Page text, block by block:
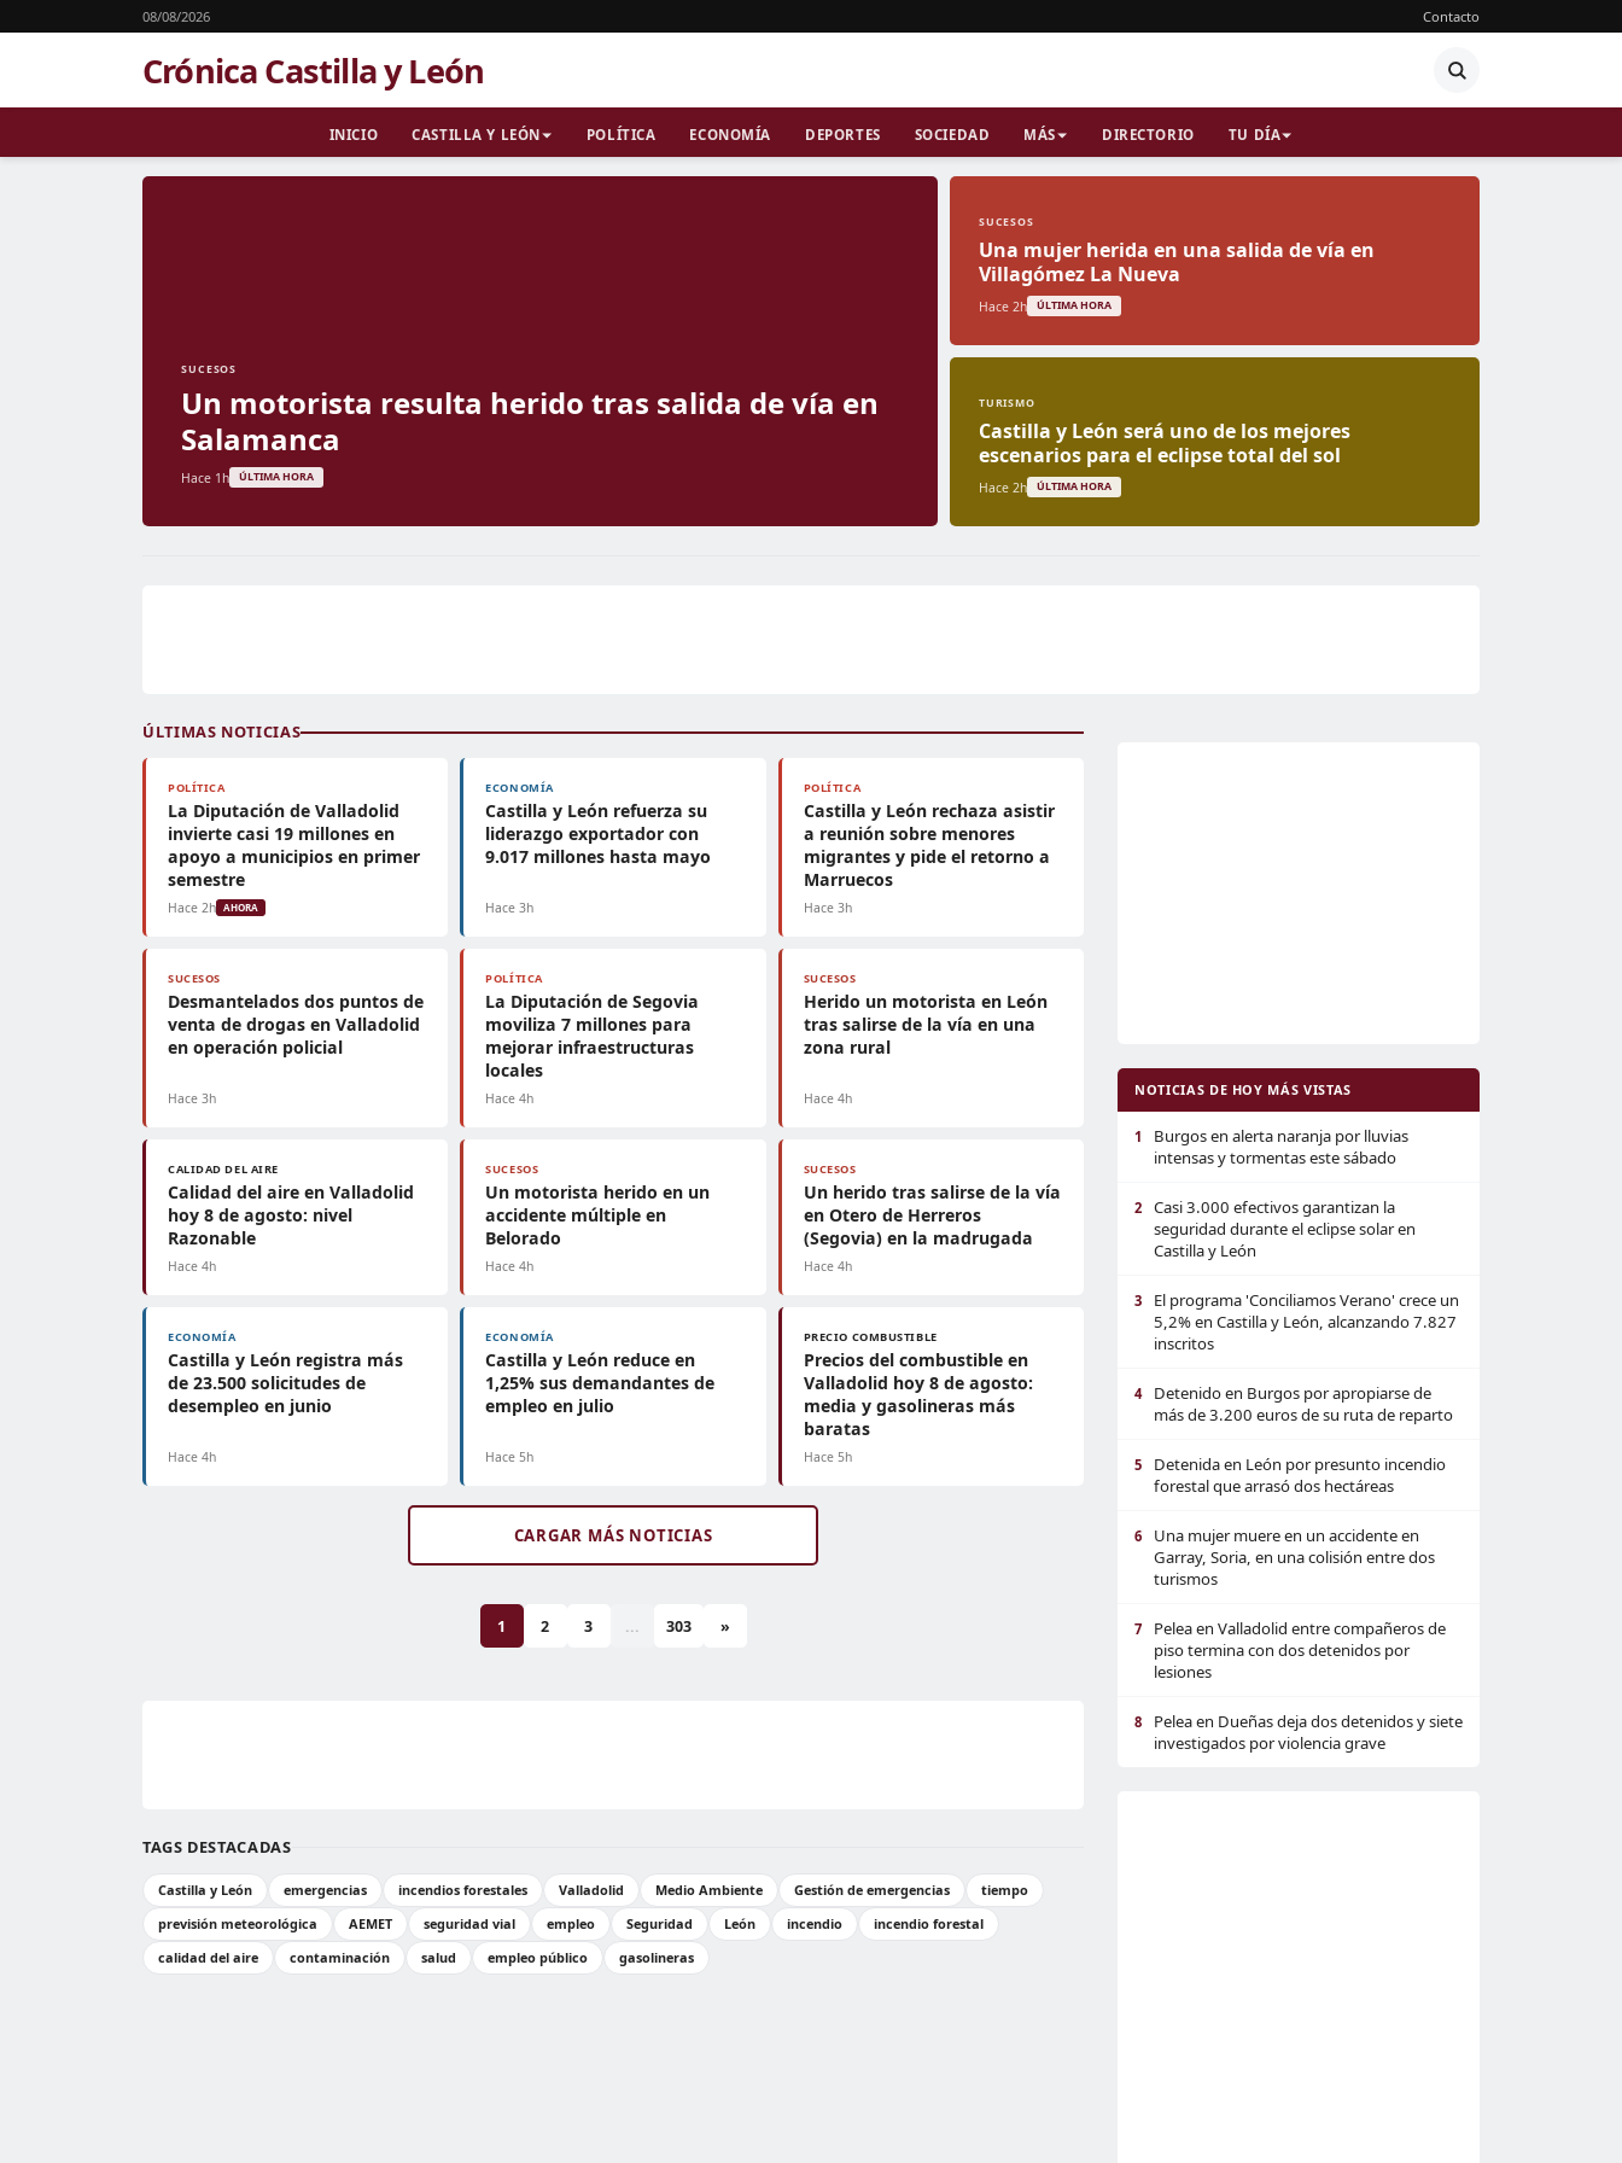
08/08/2026 Contacto
Crónica Castilla y León
INICIO CASTILLA Y LEÓN POLÍTICA ECONOMÍA DEPORTES SOCIEDAD MÁS DIRECTORIO TU DÍA
SUCESOS
Un motorista resulta herido tras salida de vía en
Salamanca
Hace 1h ÚLTIMA HORA
SUCESOS
Una mujer herida en una salida de vía en
Villagómez La Nueva
Hace 2h ÚLTIMA HORA
TURISMO
Castilla y León será uno de los mejores
escenarios para el eclipse total del sol
Hace 2h ÚLTIMA HORA
ÚLTIMAS NOTICIAS
POLÍTICA
La Diputación de Valladolid
invierte casi 19 millones en
apoyo a municipios en primer
semestre
Hace 2h AHORA
ECONOMÍA
Castilla y León refuerza su
liderazgo exportador con
9.017 millones hasta mayo
Hace 3h
POLÍTICA
Castilla y León rechaza asistir
a reunión sobre menores
migrantes y pide el retorno a
Marruecos
Hace 3h
SUCESOS
Desmantelados dos puntos de
venta de drogas en Valladolid
en operación policial
Hace 3h
POLÍTICA
La Diputación de Segovia
moviliza 7 millones para
mejorar infraestructuras
locales
Hace 4h
SUCESOS
Herido un motorista en León
tras salirse de la vía en una
zona rural
Hace 4h
CALIDAD DEL AIRE
Calidad del aire en Valladolid
hoy 8 de agosto: nivel
Razonable
Hace 4h
SUCESOS
Un motorista herido en un
accidente múltiple en
Belorado
Hace 4h
SUCESOS
Un herido tras salirse de la vía
en Otero de Herreros
(Segovia) en la madrugada
Hace 4h
ECONOMÍA
Castilla y León registra más
de 23.500 solicitudes de
desempleo en junio
Hace 4h
ECONOMÍA
Castilla y León reduce en
1,25% sus demandantes de
empleo en julio
Hace 5h
PRECIO COMBUSTIBLE
Precios del combustible en
Valladolid hoy 8 de agosto:
media y gasolineras más
baratas
Hace 5h
CARGAR MÁS NOTICIAS
1 2 3 ... 303 »
TAGS DESTACADAS
Castilla y León emergencias incendios forestales Valladolid Medio Ambiente Gestión de emergencias
tiempo
previsión meteorológica
AEMET seguridad vial empleo Seguridad León incendio
incendio forestal
calidad del aire
contaminación salud empleo público gasolineras
NOTICIAS DE HOY MÁS VISTAS
1
Burgos en alerta naranja por lluvias
intensas y tormentas este sábado
2
Casi 3.000 efectivos garantizan la
seguridad durante el eclipse solar en
Castilla y León
3
El programa 'Conciliamos Verano' crece un
5,2% en Castilla y León, alcanzando 7.827
inscritos
4
Detenido en Burgos por apropiarse de
más de 3.200 euros de su ruta de reparto
5
Detenida en León por presunto incendio
forestal que arrasó dos hectáreas
6
Una mujer muere en un accidente en
Garray, Soria, en una colisión entre dos
turismos
7
Pelea en Valladolid entre compañeros de
piso termina con dos detenidos por
lesiones
8
Pelea en Dueñas deja dos detenidos y siete
investigados por violencia grave